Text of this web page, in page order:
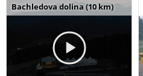
Bachledova dolina (10 km)